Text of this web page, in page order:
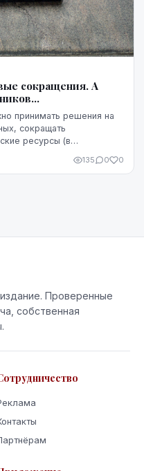
сокращения. А
принимать решения на
сокращать
ресурсы (в
135 0 0
Проверенные
собственная